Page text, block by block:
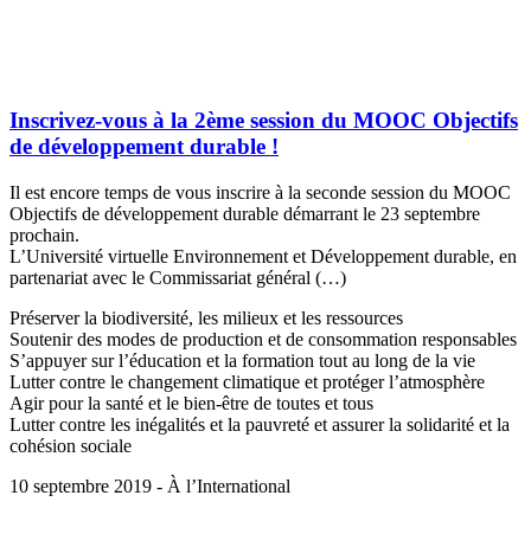
Inscrivez-vous à la 2ème session du MOOC Objectifs
de développement durable !
Il est encore temps de vous inscrire à la seconde session du MOOC
Objectifs de développement durable démarrant le 23 septembre
prochain.
L’Université virtuelle Environnement et Développement durable, en
partenariat avec le Commissariat général (…)
Préserver la biodiversité, les milieux et les ressources
Soutenir des modes de production et de consommation responsables
S’appuyer sur l’éducation et la formation tout au long de la vie
Lutter contre le changement climatique et protéger l’atmosphère
Agir pour la santé et le bien-être de toutes et tous
Lutter contre les inégalités et la pauvreté et assurer la solidarité et la
cohésion sociale
10 septembre 2019 - À l’International